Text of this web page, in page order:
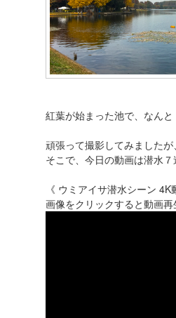
紅葉が始まった池で、なんと
頑張って撮影してみましたが
そこで、今日の動画は潜水７
《 ウミアイサ潜水シーン 4K
画像をクリックすると動画